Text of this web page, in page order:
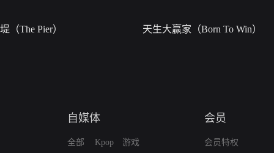
堤（The Pier） 天生大赢家（Born To Win）
自媒体
全部
Kpop
游戏
会员
会员特权